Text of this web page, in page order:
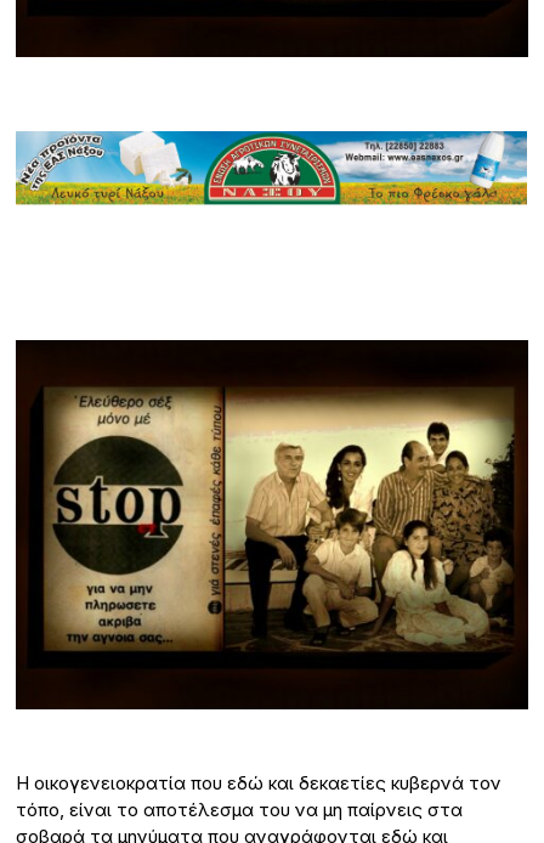
Η οικογενειοκρατία που εδώ και δεκαετίες κυβερνά τον
τόπο, είναι το αποτέλεσμα του να μη παίρνεις στα
σοβαρά τα μηνύματα που αναγράφονται εδώ και